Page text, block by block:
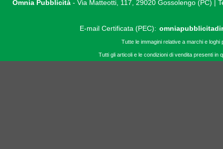
Omnia Pubblicità- Via Matteotti, 117, 29020 Gossolengo (PC) |
E-mail Certificata (PEC):
Tutte le immagini relative a marchi e
Tutti gli articoli e le condizioni di vendita presenti in